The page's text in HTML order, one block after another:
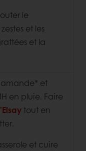
le
et les
et la
amande* et
en pluie. Faire
tout en
et cuire